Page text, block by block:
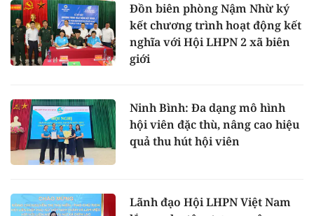
Đồn biên phòng Nậm Nhừ ký
kết chương trình hoạt động kết
nghĩa với Hội LHPN 2 xã biên
giới
Ninh Bình: Đa dạng mô hình
hội viên đặc thù, nâng cao hiệu
quả thu hút hội viên
Lãnh đạo Hội LHPN Việt Nam